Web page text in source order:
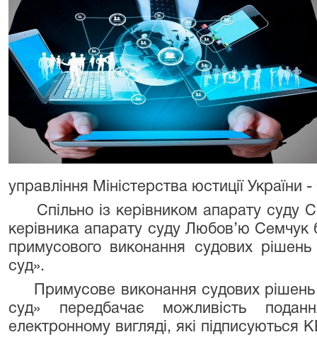
управління Міністерства юстиції
Спільно із керівником апарату суду
керівника апарату суду Любов’ю
примусового виконання судових
суд».
Примусове виконання судових рішень
суд» передбачає можливість
електронному вигляді, які підписуються